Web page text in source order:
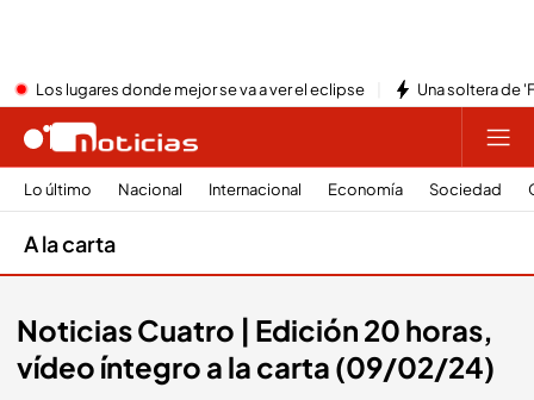
Los lugares donde mejor se va a ver el eclipse Una soltera de
Lo último Nacional Internacional Economía Sociedad
A la carta
Noticias Cuatro | Edición 20 horas,
vídeo íntegro a la carta (09/02/24)